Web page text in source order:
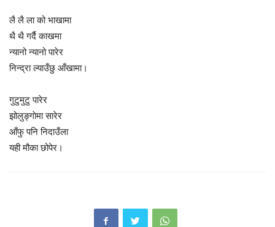
लै लै ला को भाखामा
थै थै गर्दै काखमा
न्यानो न्यानो पारेर
निन्द्रा ल्याउँछु आँखामा।
गुटुमुटु पारेर
झोलुङ्गाेमा सारेर
आँफु पनि निदाउँला
यही मौका छोपेर।